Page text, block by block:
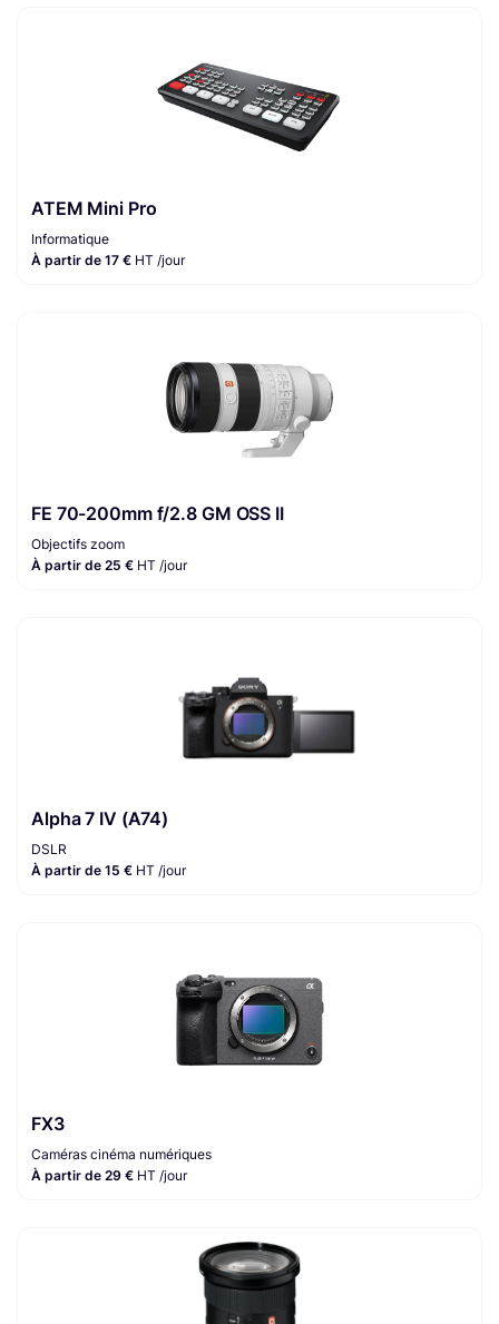
ATEM Mini Pro
Informatique
À partir de 17 € HT /jour
FE 70-200mm f/2.8 GM OSS II
Objectifs zoom
À partir de 25 € HT /jour
Alpha 7 IV (A74)
DSLR
À partir de 15 € HT /jour
FX3
Caméras cinéma numériques
À partir de 29 € HT /jour